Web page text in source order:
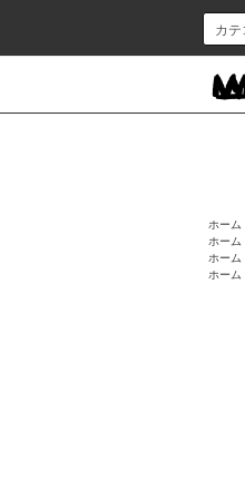
ホーム
ホーム
ホーム
ホーム